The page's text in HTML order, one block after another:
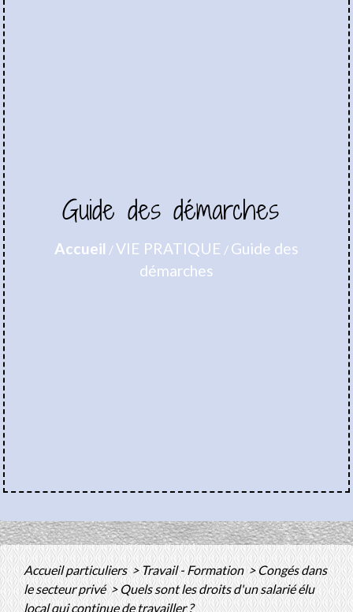
Guide des démarches
Accueil /VIE PRATIQUE / Guide des
démarches
Accueil particuliers>Travail - Formation> Congés dans
le secteur privé> Quels sont les droits d'un salarié élu
local qui continue de travailler ?